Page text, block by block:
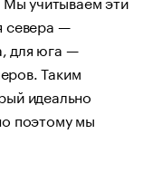
севера —
для юга —
Таким
идеально
поэтому мы